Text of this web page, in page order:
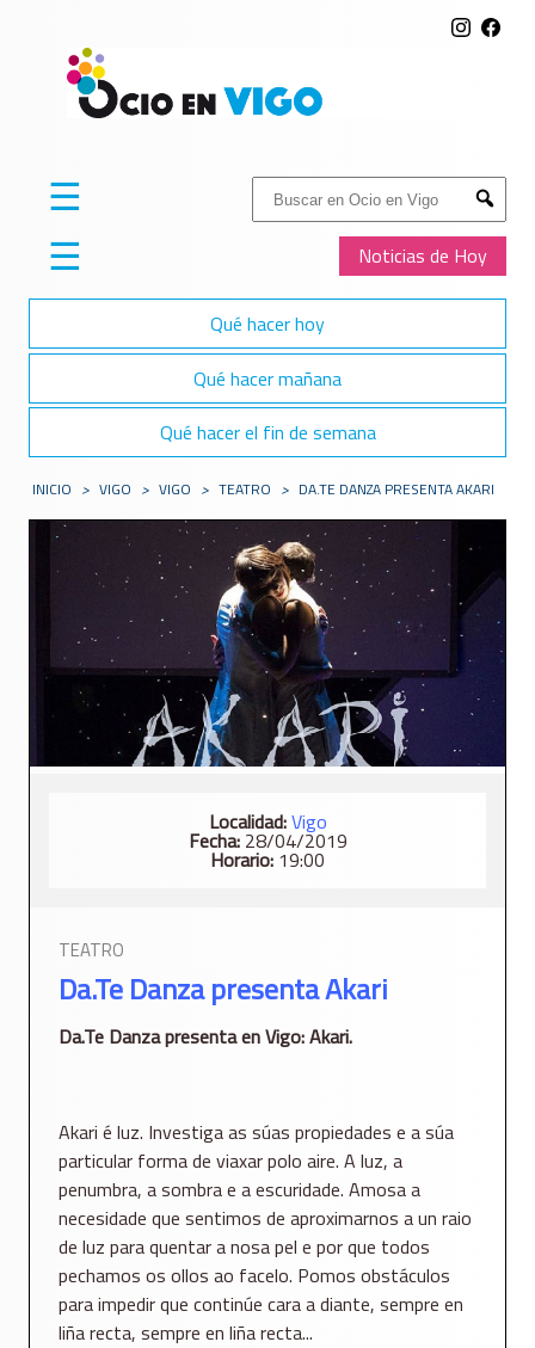
Buscar:
Submit
Noticias de Hoy
☰
☰
Qué hacer hoy
Qué hacer mañana
Qué hacer el fin de semana
INICIO > VIGO > VIGO > TEATRO > DA.TE DANZA PRESENTA AKARI
Localidad:Vigo
Fecha:28/04/2019
Horario: 19:00
TEATRO
Da.Te Danza presenta Akari
Da.Te Danza presenta en Vigo: Akari.
Akari é luz. Investiga as súas propiedades e a súa
particular forma de viaxar polo aire. A luz, a
penumbra, a sombra e a escuridade. Amosa a
necesidade que sentimos de aproximarnos a un raio
de luz para quentar a nosa pel e por que todos
pechamos os ollos ao facelo. Pomos obstáculos
para impedir que continúe cara a diante, sempre en
liña recta, sempre en liña recta...